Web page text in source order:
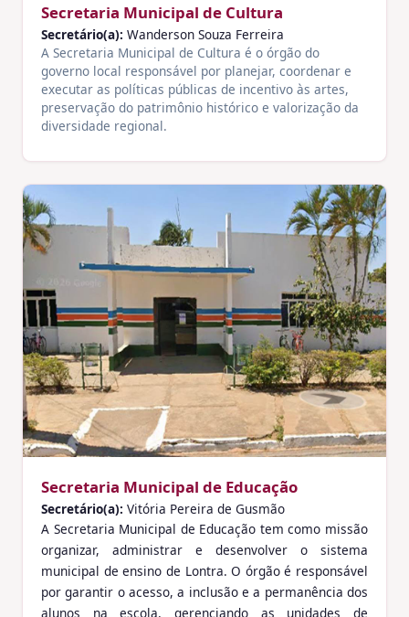
Secretaria Municipal de Cultura
Secretário(a): Wanderson Souza Ferreira
A Secretaria Municipal de Cultura é o órgão do
governo local responsável por planejar, coordenar e
executar as políticas públicas de incentivo às artes,
preservação do patrimônio histórico e valorização da
diversidade regional.
Secretaria Municipal de Educação
Secretário(a): Vitória Pereira de Gusmão
A Secretaria Municipal de Educação tem como missão
organizar, administrar e desenvolver o sistema
municipal de ensino de Lontra. O órgão é responsável
por garantir o acesso, a inclusão e a permanência dos
alunos na escola, gerenciando as unidades de